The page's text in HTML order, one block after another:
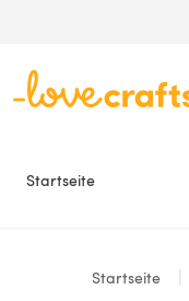
Startseite
Startseite